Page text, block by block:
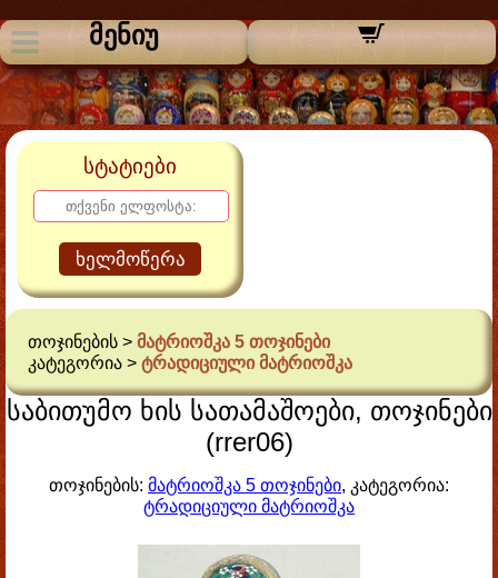
მენიუ
სტატიები
ხელმოწერა
თოჯინების > მატრიოშკა 5 თოჯინები
კატეგორია > ტრადიციული მატრიოშკა
საბითუმო ხის სათამაშოები, თოჯინები
(rrer06)
თოჯინების: მატრიოშკა 5 თოჯინები, კატეგორია:
ტრადიციული მატრიოშკა